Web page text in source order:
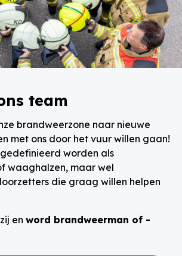
team
brandweerzone naar nieuwe
met ons door het vuur willen gaan!
worden als
waaghalzen, maar wel
die graag willen helpen
en word brandweerman of -